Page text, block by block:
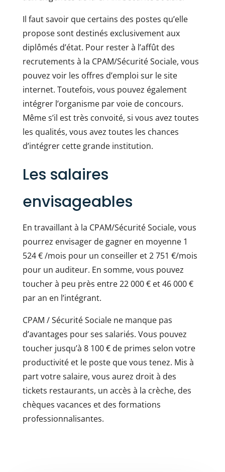
Il faut savoir que certains des postes qu’elle
propose sont destinés exclusivement aux
diplômés d’état. Pour rester à l’affût des
recrutements à la CPAM/Sécurité Sociale, vous
pouvez voir les offres d’emploi sur le site
internet. Toutefois, vous pouvez également
intégrer l’organisme par voie de concours.
Même s’il est très convoité, si vous avez toutes
les qualités, vous avez toutes les chances
d’intégrer cette grande institution.
Les salaires
envisageables
En travaillant à la CPAM/Sécurité Sociale, vous
pourrez envisager de gagner en moyenne 1
524 € /mois pour un conseiller et 2 751 €/mois
pour un auditeur. En somme, vous pouvez
toucher à peu près entre 22 000 € et 46 000 €
par an en l’intégrant.
CPAM / Sécurité Sociale ne manque pas
d’avantages pour ses salariés. Vous pouvez
toucher jusqu’à 8 100 € de primes selon votre
productivité et le poste que vous tenez. Mis à
part votre salaire, vous aurez droit à des
tickets restaurants, un accès à la crèche, des
chèques vacances et des formations
professionnalisantes.